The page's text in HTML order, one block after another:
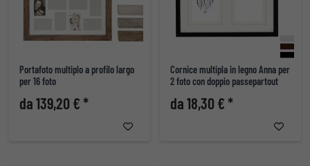
Portafoto multiplo a profilo largo
per 16 foto
da 139,20 € *
Cornice multipla in legno Anna per
2 foto con doppio passepartout
da 18,30 € *